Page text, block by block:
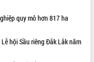
quy mô hơn 817 ha
hội Sầu riêng Đắk Lắk năm